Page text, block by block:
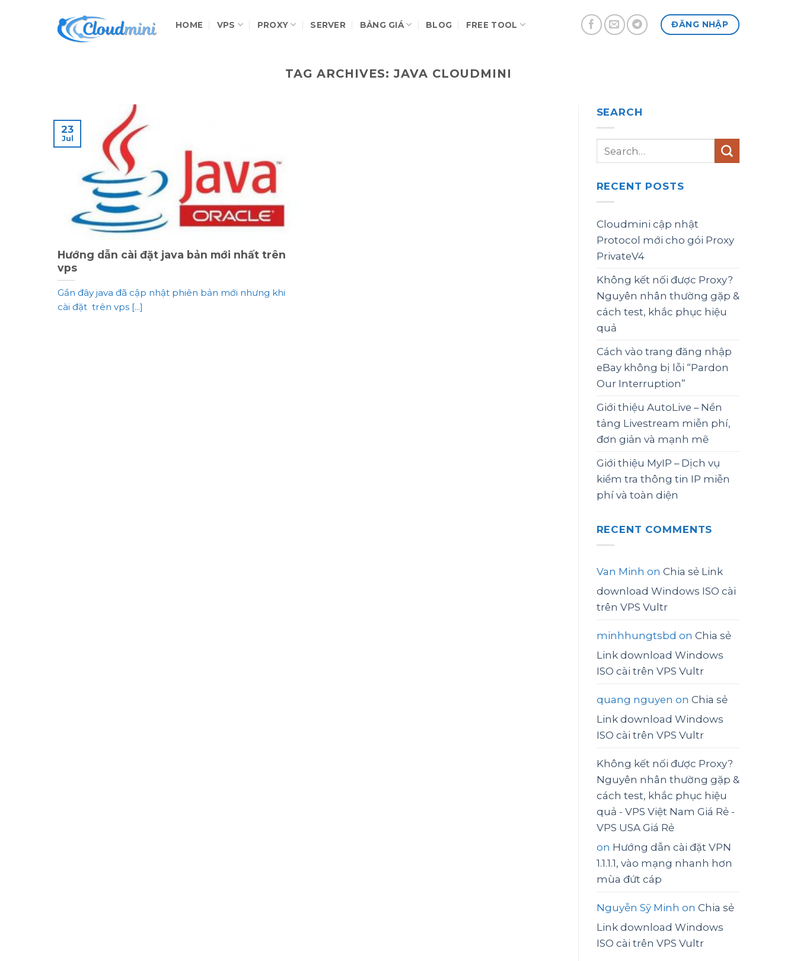
HOME VPS PROXY SERVER BẢNG GIÁ BLOG FREE TOOL ĐĂNG NHẬP
TAG ARCHIVES: JAVA CLOUDMINI
Hướng dẫn cài đặt java bản mới nhất trên
vps
Gần đây java đã cập nhật phiên bản mới nhưng khi
cài đặt trên vps [...]
23
Jul
SEARCH
RECENT POSTS
Cloudmini cập nhật
Protocol mới cho gói Proxy
PrivateV4
Không kết nối được Proxy?
Nguyên nhân thường gặp &
cách test, khắc phục hiệu
quả
Cách vào trang đăng nhập
eBay không bị lỗi “Pardon
Our Interruption”
Giới thiệu AutoLive – Nền
tảng Livestream miễn phí,
đơn giản và mạnh mẽ
Giới thiệu MyIP – Dịch vụ
kiểm tra thông tin IP miễn
phí và toàn diện
RECENT COMMENTS
Van Minh on Chia sẻ Link
download Windows ISO cài
trên VPS Vultr
minhhungtsbd on Chia sẻ
Link download Windows
ISO cài trên VPS Vultr
quang nguyen on Chia sẻ
Link download Windows
ISO cài trên VPS Vultr
Không kết nối được Proxy?
Nguyên nhân thường gặp &
cách test, khắc phục hiệu
quả - VPS Việt Nam Giá Rẻ -
VPS USA Giá Rẻ
on Hướng dẫn cài đặt VPN
1.1.1.1, vào mạng nhanh hơn
mùa đứt cáp
Nguyễn Sỹ Minh on Chia sẻ
Link download Windows
ISO cài trên VPS Vultr